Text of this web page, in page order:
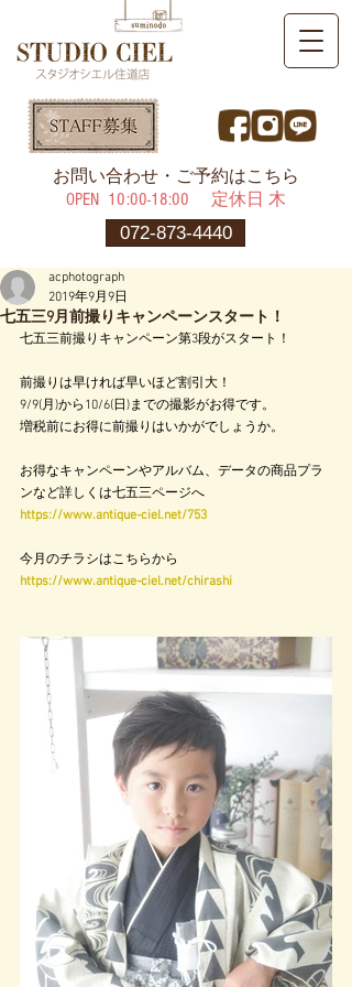
072-873-4440
​お問い合わせ・ご予約はこちら
OPEN ​10:00-18:00 定休日 木
七五三9月前撮りキャンペーンスタート！
acphotograph
2019年9月9日
七五三前撮りキャンペーン第3段がスタート！
前撮りは早ければ早いほど割引大！
9/9(月)から10/6(日)までの撮影がお得です。
増税前にお得に前撮りはいかがでしょうか。
お得なキャンペーンやアルバム、データの商品プラ
ンなど詳しくは七五三ページへ
https://www.antique-ciel.net/753
今月のチラシはこちらから
https://www.antique-ciel.net/chirashi